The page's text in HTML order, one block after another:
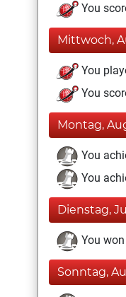
You
Mittwoch,
You
You
Montag,
You
You
Dienstag,
You
Sonntag,